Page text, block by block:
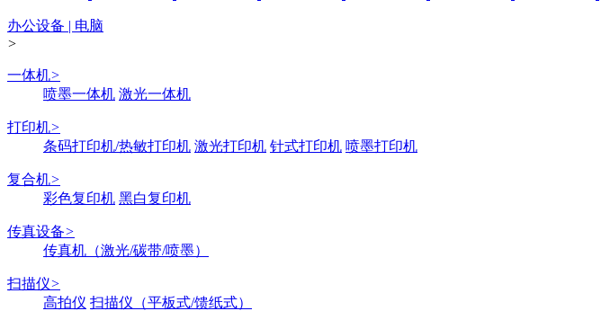
办公设备 | 电脑
>
一体机>
喷墨一体机 激光一体机
打印机>
条码打印机/热敏打印机 激光打印机 针式打印机 喷墨打印机
复合机>
彩色复印机 黑白复印机
传真设备>
传真机（激光/碳带/喷墨）
扫描仪>
高拍仪 扫描仪（平板式/馈纸式）